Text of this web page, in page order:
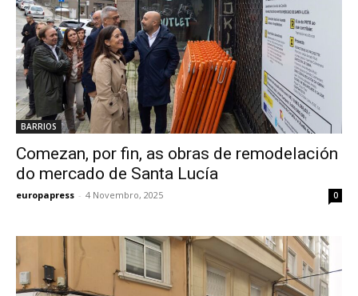
BARRIOS
Comezan, por fin, as obras de remodelación
do mercado de Santa Lucía
europapress - 4 Novembro, 2025 0